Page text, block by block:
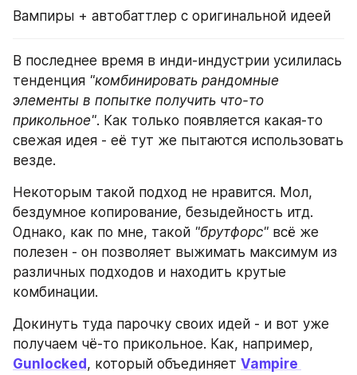
Вампиры + автобаттлер с оригинальной идеей
В последнее время в инди-индустрии усилилась
тенденция "комбинировать рандомные
элементы в попытке получить что-то
прикольное". Как только появляется какая-то
свежая идея - её тут же пытаются использовать
везде.
Некоторым такой подход не нравится. Мол,
бездумное копирование, безыдейность итд.
Однако, как по мне, такой "брутфорс" всё же
полезен - он позволяет выжимать максимум из
различных подходов и находить крутые
комбинации.
Докинуть туда парочку своих идей - и вот уже
Gunlocked , который объединяет Vampire